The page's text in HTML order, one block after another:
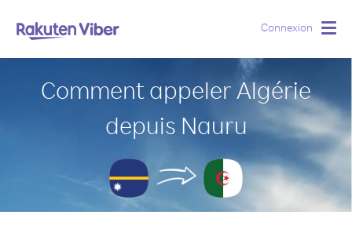
Connexion
Comment appeler Algérie
depuis Nauru